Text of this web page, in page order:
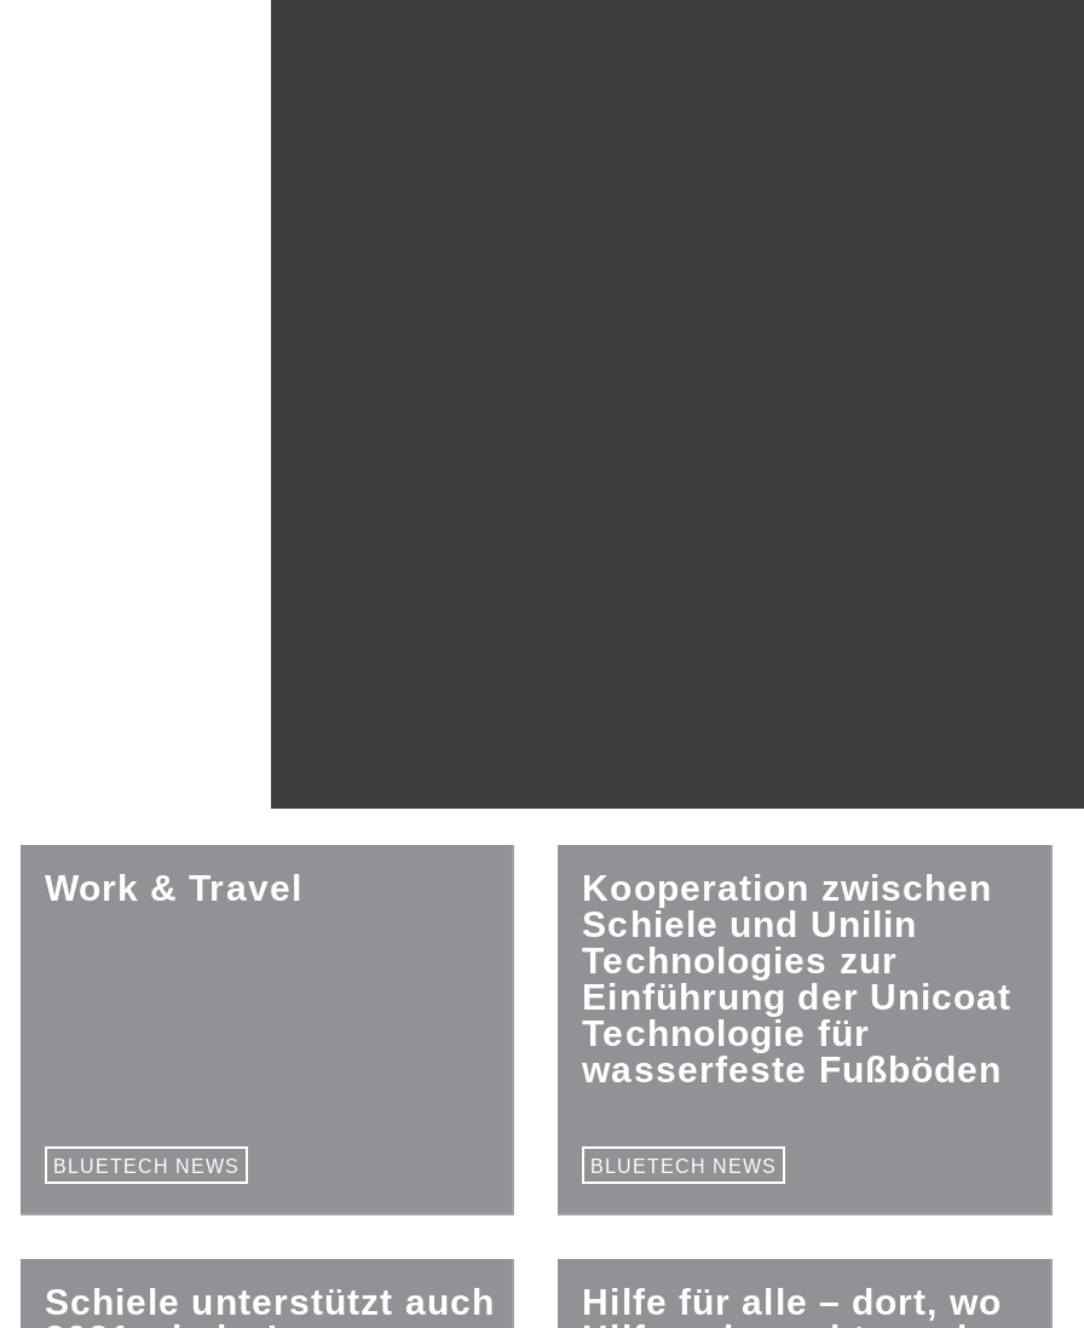
Work & Travel
BLUETECH NEWS
Kooperation zwischen
Schiele und Unilin
Technologies zur
Einführung der Unicoat
Technologie für
wasserfeste Fußböden
BLUETECH NEWS
Schiele unterstützt auch
Hilfe für alle – dort, wo